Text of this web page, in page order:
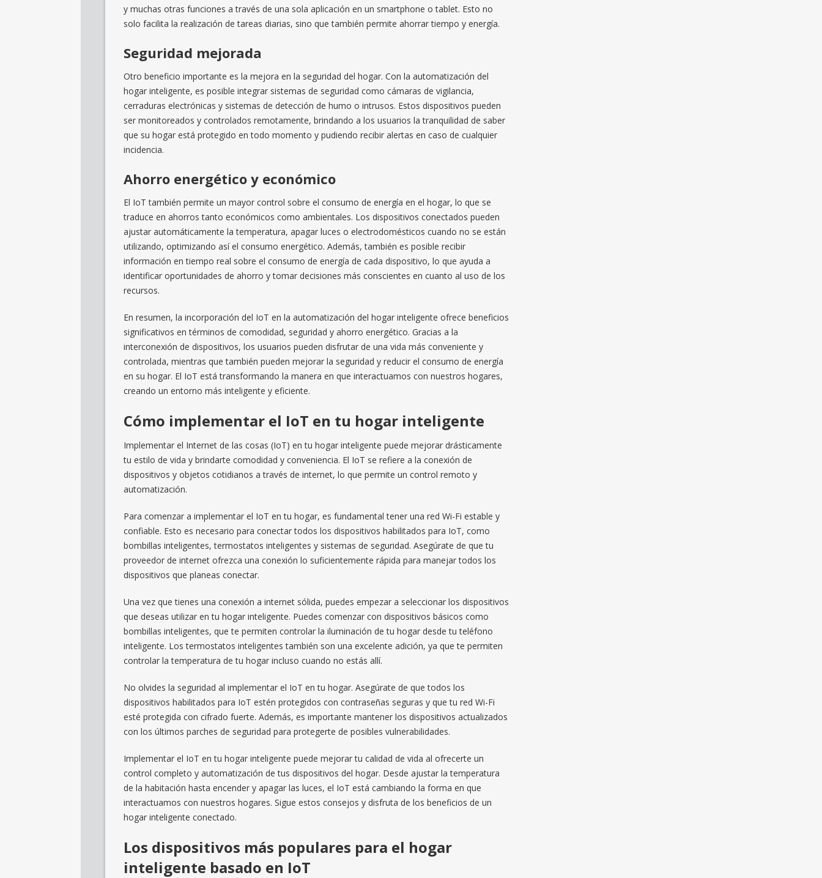
y muchas otras funciones a través de una sola aplicación en un smartphone o tablet. Esto no
solo facilita la realización de tareas diarias, sino que también permite ahorrar tiempo y energía.
Seguridad mejorada
Otro beneficio importante es la mejora en la seguridad del hogar. Con la automatización del
hogar inteligente, es posible integrar sistemas de seguridad como cámaras de vigilancia,
cerraduras electrónicas y sistemas de detección de humo o intrusos. Estos dispositivos pueden
ser monitoreados y controlados remotamente, brindando a los usuarios la tranquilidad de saber
que su hogar está protegido en todo momento y pudiendo recibir alertas en caso de cualquier
incidencia.
Ahorro energético y económico
El IoT también permite un mayor control sobre el consumo de energía en el hogar, lo que se
traduce en ahorros tanto económicos como ambientales. Los dispositivos conectados pueden
ajustar automáticamente la temperatura, apagar luces o electrodomésticos cuando no se están
utilizando, optimizando así el consumo energético. Además, también es posible recibir
información en tiempo real sobre el consumo de energía de cada dispositivo, lo que ayuda a
identificar oportunidades de ahorro y tomar decisiones más conscientes en cuanto al uso de los
recursos.
En resumen, la incorporación del IoT en la automatización del hogar inteligente ofrece beneficios
significativos en términos de comodidad, seguridad y ahorro energético. Gracias a la
interconexión de dispositivos, los usuarios pueden disfrutar de una vida más conveniente y
controlada, mientras que también pueden mejorar la seguridad y reducir el consumo de energía
en su hogar. El IoT está transformando la manera en que interactuamos con nuestros hogares,
creando un entorno más inteligente y eficiente.
Cómo implementar el IoT en tu hogar inteligente
Implementar el Internet de las cosas (IoT) en tu hogar inteligente puede mejorar drásticamente
tu estilo de vida y brindarte comodidad y conveniencia. El IoT se refiere a la conexión de
dispositivos y objetos cotidianos a través de internet, lo que permite un control remoto y
automatización.
Para comenzar a implementar el IoT en tu hogar, es fundamental tener una red Wi-Fi estable y
confiable. Esto es necesario para conectar todos los dispositivos habilitados para IoT, como
bombillas inteligentes, termostatos inteligentes y sistemas de seguridad. Asegúrate de que tu
proveedor de internet ofrezca una conexión lo suficientemente rápida para manejar todos los
dispositivos que planeas conectar.
Una vez que tienes una conexión a internet sólida, puedes empezar a seleccionar los dispositivos
que deseas utilizar en tu hogar inteligente. Puedes comenzar con dispositivos básicos como
bombillas inteligentes, que te permiten controlar la iluminación de tu hogar desde tu teléfono
inteligente. Los termostatos inteligentes también son una excelente adición, ya que te permiten
controlar la temperatura de tu hogar incluso cuando no estás allí.
No olvides la seguridad al implementar el IoT en tu hogar. Asegúrate de que todos los
dispositivos habilitados para IoT estén protegidos con contraseñas seguras y que tu red Wi-Fi
esté protegida con cifrado fuerte. Además, es importante mantener los dispositivos actualizados
con los últimos parches de seguridad para protegerte de posibles vulnerabilidades.
Implementar el IoT en tu hogar inteligente puede mejorar tu calidad de vida al ofrecerte un
control completo y automatización de tus dispositivos del hogar. Desde ajustar la temperatura
de la habitación hasta encender y apagar las luces, el IoT está cambiando la forma en que
interactuamos con nuestros hogares. Sigue estos consejos y disfruta de los beneficios de un
hogar inteligente conectado.
Los dispositivos más populares para el hogar
inteligente basado en IoT